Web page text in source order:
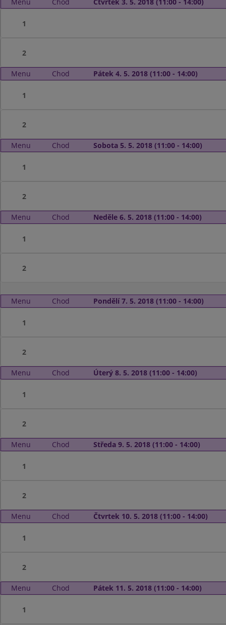
1
2
Menu Chod Pátek 4. 5. 2018 (11:00 - 14:00)
1
2
Menu Chod Sobota 5. 5. 2018 (11:00 - 14:00)
1
2
Menu Chod Neděle 6. 5. 2018 (11:00 - 14:00)
1
2
Menu Chod Pondělí 7. 5. 2018 (11:00 - 14:00)
1
2
Menu Chod Úterý 8. 5. 2018 (11:00 - 14:00)
1
2
Menu Chod Středa 9. 5. 2018 (11:00 - 14:00)
1
2
Menu Chod Čtvrtek 10. 5. 2018 (11:00 - 14:00)
1
2
Menu Chod Pátek 11. 5. 2018 (11:00 - 14:00)
1